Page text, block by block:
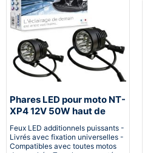
Phares LED pour moto NT-
XP4 12V 50W haut de
gamme - noir
Feux LED additionnels puissants -
Livrés avec fixation universelles -
Compatibles avec toutes motos